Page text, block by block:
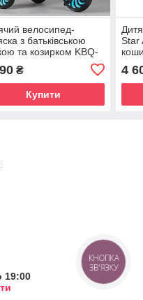
велосипед-
з батьківською
та козирком KBQ-
поворотне сидіння,
музика, 3 кольори
₴
Купити
Star
4
19:00
КНОПКА
ЗВ'ЯЗКУ